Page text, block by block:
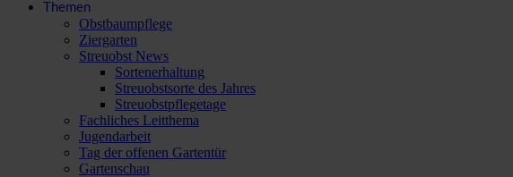
Themen
Obstbaumpflege
Ziergarten
Streuobst News
Sortenerhaltung
Streuobstsorte des Jahres
Streuobstpflegetage
Fachliches Leitthema
Jugendarbeit
Tag der offenen Gartentür
Gartenschau